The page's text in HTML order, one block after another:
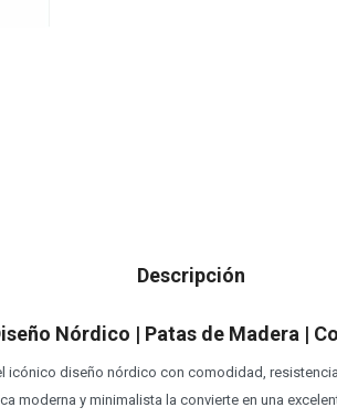
Descripción
Nórdico | Patas de Madera |
icónico diseño nórdico con comodidad,
moderna y minimalista la convierte en una